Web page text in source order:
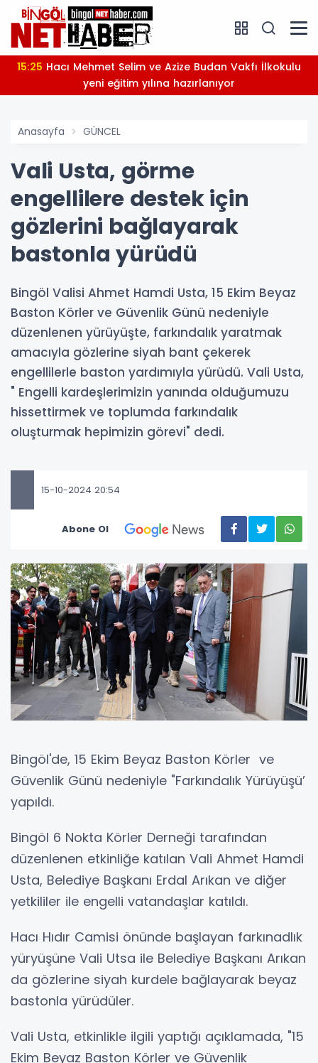
15:25
yeni eğitim yılına hazırlanıyor
Anasayfa GÜNCEL
Vali Usta, görme
engellilere destek için
gözlerini bağlayarak
bastonla yürüdü
Bingöl Valisi Ahmet Hamdi Usta, 15 Ekim Beyaz
Baston Körler ve Güvenlik Günü nedeniyle
düzenlenen yürüyüşte, farkındalık yaratmak
amacıyla gözlerine siyah bant çekerek
engellilerle baston yardımıyla yürüdü. Vali Usta,
" Engelli kardeşlerimizin yanında olduğumuzu
hissettirmek ve toplumda farkındalık
oluşturmak hepimizin görevi" dedi.
15-10-2024 20:54
Abone Ol
Bingöl'de, 15 Ekim Beyaz Baston Körler ve
Güvenlik Günü nedeniyle "Farkındalık Yürüyüşü’
yapıldı.
Bingöl 6 Nokta Körler Derneği tarafından
düzenlenen etkinliğe katılan Vali Ahmet Hamdi
Usta, Belediye Başkanı Erdal Arıkan ve diğer
yetkililer ile engelli vatandaşlar katıldı.
Hacı Hıdır Camisi önünde başlayan farkınadlık
yüryüşüne Vali Utsa ile Belediye Başkanı Arıkan
da gözlerine siyah kurdele bağlayarak beyaz
bastonla yürüdüler.
Vali Usta, etkinlikle ilgili yaptığı açıklamada, "15
Ekim Beyaz Baston Körler ve Güvenlik